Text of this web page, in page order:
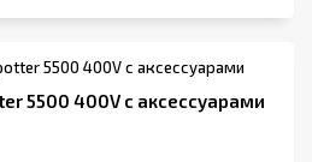
5500 400V с аксессуарами